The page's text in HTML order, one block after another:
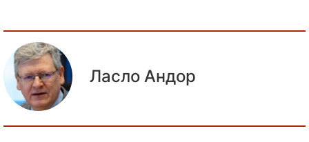
Ласло Андор